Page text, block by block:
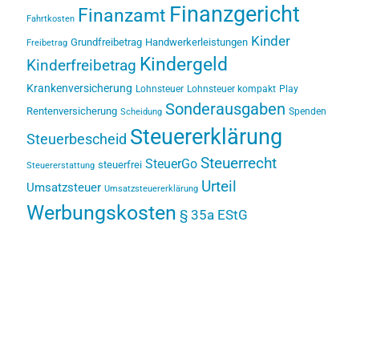
Fahrtkosten Finanzamt Finanzgericht
Freibetrag Grundfreibetrag Handwerkerleistungen Kinder
Kinderfreibetrag Kindergeld
Krankenversicherung Lohnsteuer Lohnsteuer kompakt Play
Rentenversicherung Scheidung Sonderausgaben Spenden
Steuerbescheid Steuererklärung
Steuererstattung steuerfrei SteuerGo Steuerrecht
Umsatzsteuer Umsatzsteuererklärung Urteil
Werbungskosten § 35a EStG